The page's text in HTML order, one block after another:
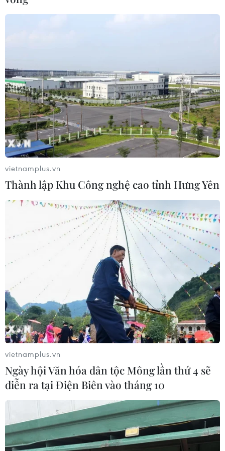
vietnamplus.vn
Thành lập Khu Công nghệ cao tỉnh Hưng Yên
vietnamplus.vn
Ngày hội Văn hóa dân tộc Mông lần thứ 4 sẽ
diễn ra tại Điện Biên vào tháng 10